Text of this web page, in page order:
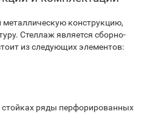
металлическую конструкцию,
Стеллаж является сборно-
из следующих элементов:
ряды перфорированных